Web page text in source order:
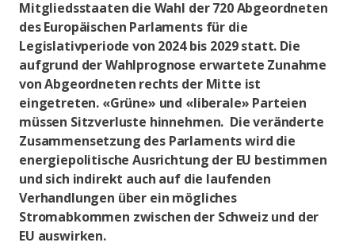
Mitgliedsstaaten die Wahl der 720 Abgeordneten
des Europäischen Parlaments für die
Legislativperiode von 2024 bis 2029 statt. Die
aufgrund der Wahlprognose erwartete Zunahme
von Abgeordneten rechts der Mitte ist
eingetreten. «Grüne» und «liberale» Parteien
müssen Sitzverluste hinnehmen. Die veränderte
Zusammensetzung des Parlaments wird die
energiepolitische Ausrichtung der EU bestimmen
und sich indirekt auch auf die laufenden
Verhandlungen über ein mögliches
Stromabkommen zwischen der Schweiz und der
EU auswirken.